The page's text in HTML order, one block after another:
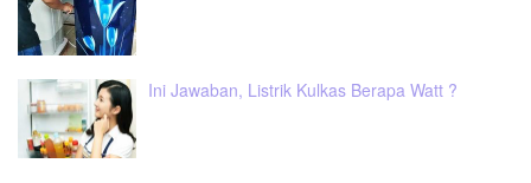
Ini Jawaban, Listrik Kulkas Berapa Watt ?